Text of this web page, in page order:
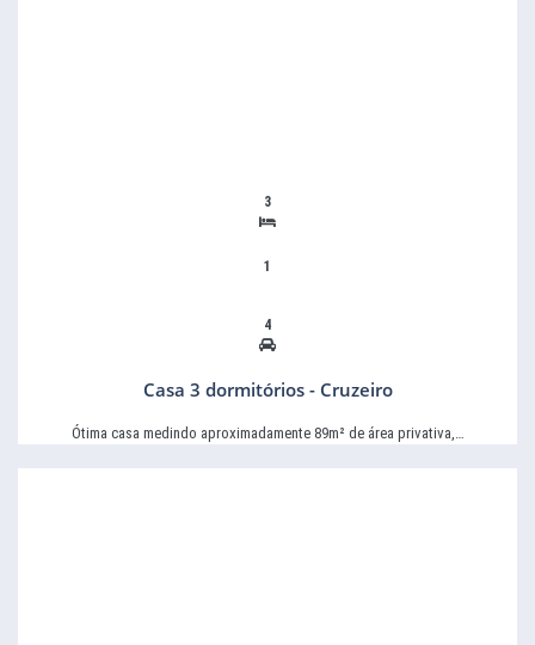
3
1
4
Casa 3 dormitórios - Cruzeiro
Ótima casa medindo aproximadamente 89m² de área privativa,…